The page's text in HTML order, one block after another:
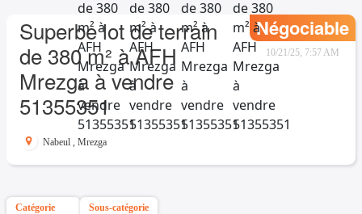
Superbe lot de terrain
de 380 m² à AFH
Mrezga à vendre
51355351
Négociable
10/21/25, 7:57 AM
Nabeul , Mrezga
Catégorie Sous-catégorie